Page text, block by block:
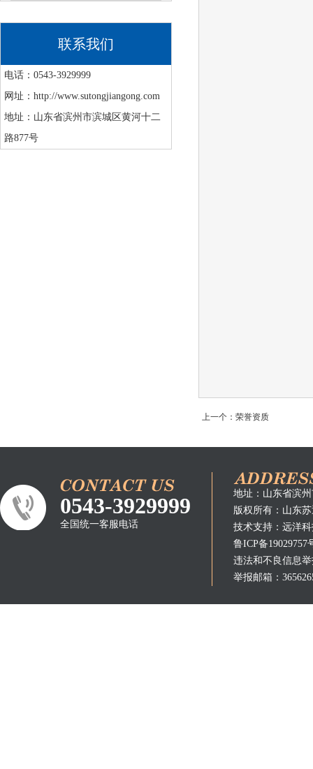
联系我们
电话：0543-3929999
网址：http://www.sutongjiangong.com
地址：山东省滨州市滨城区黄河十二
路877号
上一个：荣誉资质
0543-3929999
全国统一客服电话
地址：山东省滨
版权所有： 山东
技术支持： 远洋
鲁ICP备19029757
违法和不良信息
举报邮箱：